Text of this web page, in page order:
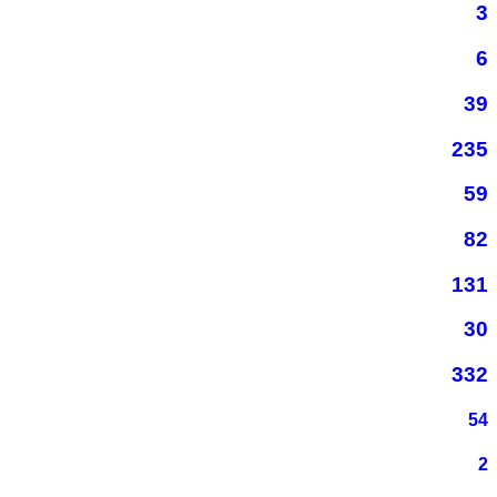
3
6
39
235
59
82
131
30
332
54
2